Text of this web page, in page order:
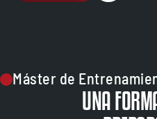
Máster de
UNA